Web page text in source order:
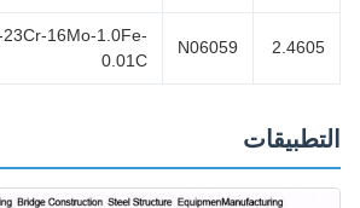
N06059
59Ni-23Cr-16Mo-1.0Fe-
0.01C